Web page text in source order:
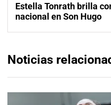
Estella Tonrath brilla
nacional en Son Hugo
Noticias